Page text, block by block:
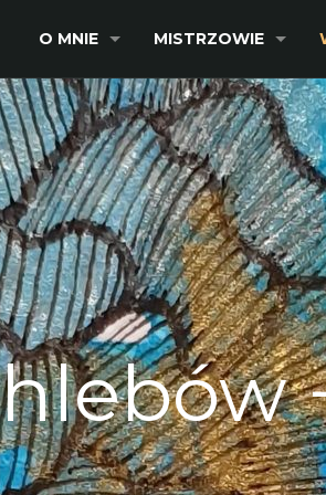
O MNIE MISTRZOWIE